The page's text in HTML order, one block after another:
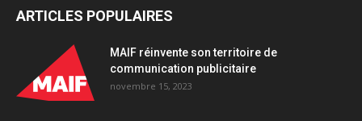
ARTICLES POPULAIRES
MAIF réinvente son territoire de
communication publicitaire
novembre 15, 2023